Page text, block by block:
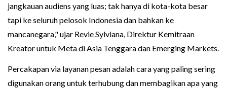
jangkauan audiens yang luas; tak hanya di kota-kota besar
tapi ke seluruh pelosok Indonesia dan bahkan ke
mancanegara," ujar Revie Sylviana, Direktur Kemitraan
Kreator untuk Meta di Asia Tenggara dan Emerging Markets.
Percakapan via layanan pesan adalah cara yang paling sering
digunakan orang untuk terhubung dan membagikan apa yang